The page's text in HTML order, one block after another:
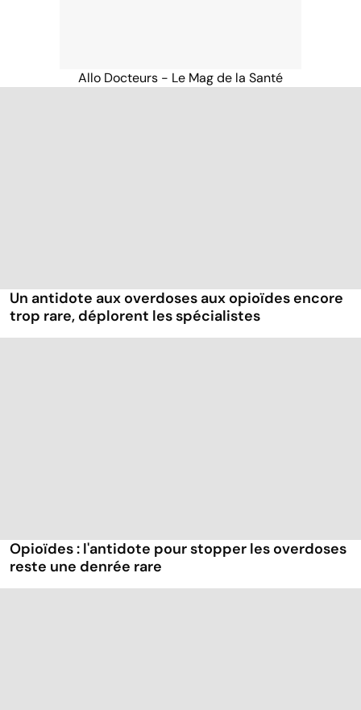
Allo Docteurs - Le Mag de la Santé
Un antidote aux overdoses aux opioïdes encore
trop rare, déplorent les spécialistes
Opioïdes : l'antidote pour stopper les overdoses
reste une denrée rare